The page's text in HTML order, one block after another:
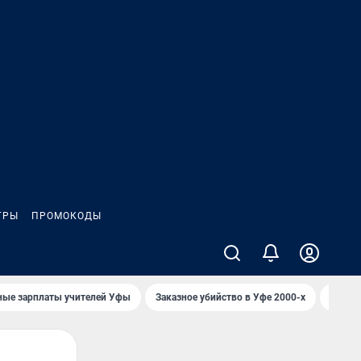
ПРОМОКОДЫ
зарплаты учителей Уфы Заказное убийство в Уфе 2000-х